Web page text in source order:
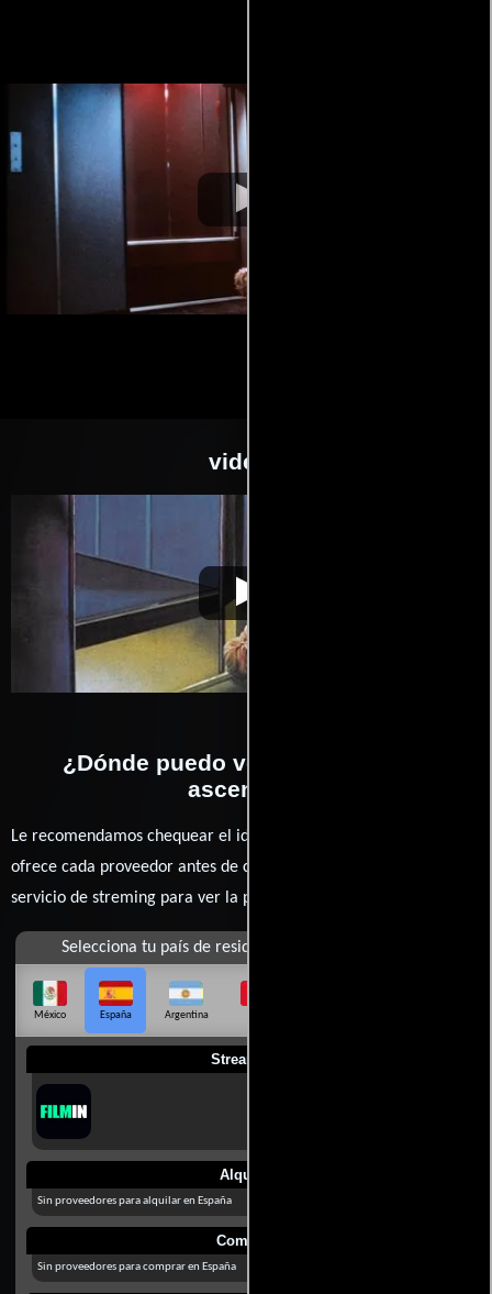
videos
El ascensorVideo de la película El ascensor
¿Dónde puedo ver la películas El
ascensor?
Le recomendamos chequear el idioma, doblaje o subtítulos que
ofrece cada proveedor antes de comprar, alquilar o contratar un
servicio de streming para ver la películas.
Selecciona tu país de residencia
México España Argentina
Streaming
Alquilar
Sin proveedores para alquilar en España
Comprar
Sin proveedores para comprar en España